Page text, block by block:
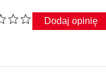
Dodaj opinię